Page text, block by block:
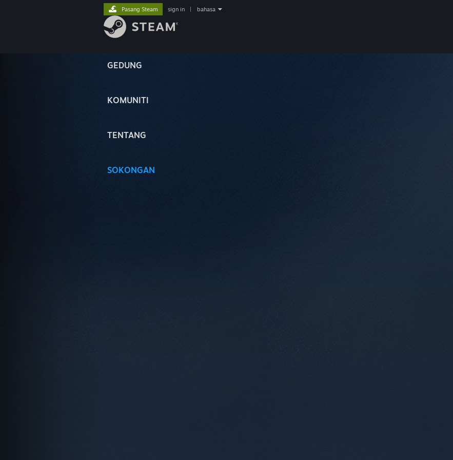
GEDUNG
KOMUNITI
TENTANG
SOKONGAN
Pasang Steam sign in bahasa